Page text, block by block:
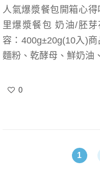
人氣爆漿餐包開箱心
里爆漿餐包 奶油/胚
容：400g±20g(10入)
麵粉、乾酵母、鮮奶油
0
1